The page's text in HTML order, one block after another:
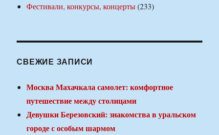
Фестивали, конкурсы, концерты(233)
СВЕЖИЕ ЗАПИСИ
Москва Махачкала самолет: комфортное
путешествие между столицами
Девушки Березовский: знакомства в уральском
городе с особым шармом